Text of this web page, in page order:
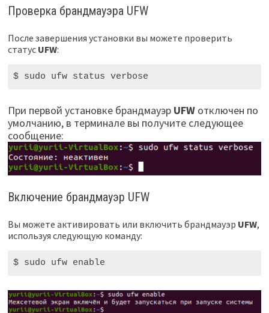
Проверка брандмауэра UFW
После завершения установки вы можете проверить
статус UFW:
$ sudo ufw status verbose
При первой установке брандмауэр UFWотключен по
умолчанию, в терминале вы получите следующее
сообщение:
Включение брандмауэр UFW
Вы можете активировать или включить брандмауэр UFW,
используя следующую команду:
$ sudo ufw enable